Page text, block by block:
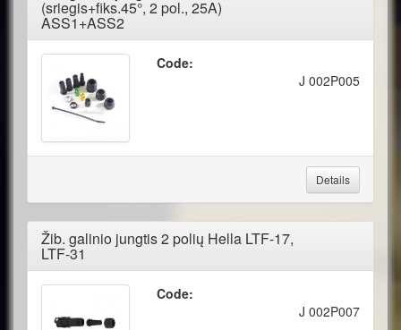
(sriegis+fiks.45°, 2 pol., 25A)
ASS1+ASS2
Code:
J 002P005
Details
Žib. galinio jungtis 2 polių Hella LTF-17,
LTF-31
Code:
J 002P007